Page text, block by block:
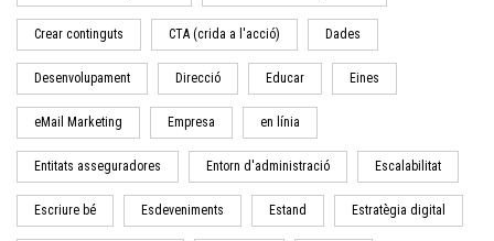
Crear continguts CTA (crida a l'acció) Dades
Desenvolupament Direcció Educar Eines
eMail Marketing Empresa en línia
Entitats asseguradores Entorn d'administració Escalabilitat
Escriure bé Esdeveniments Estand Estratègia digital